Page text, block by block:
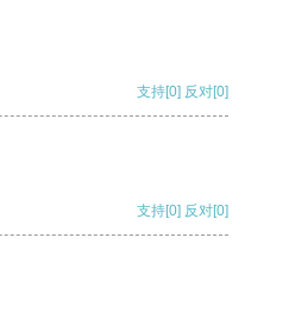
支持[0] 反对[0]
支持[0] 反对[0]